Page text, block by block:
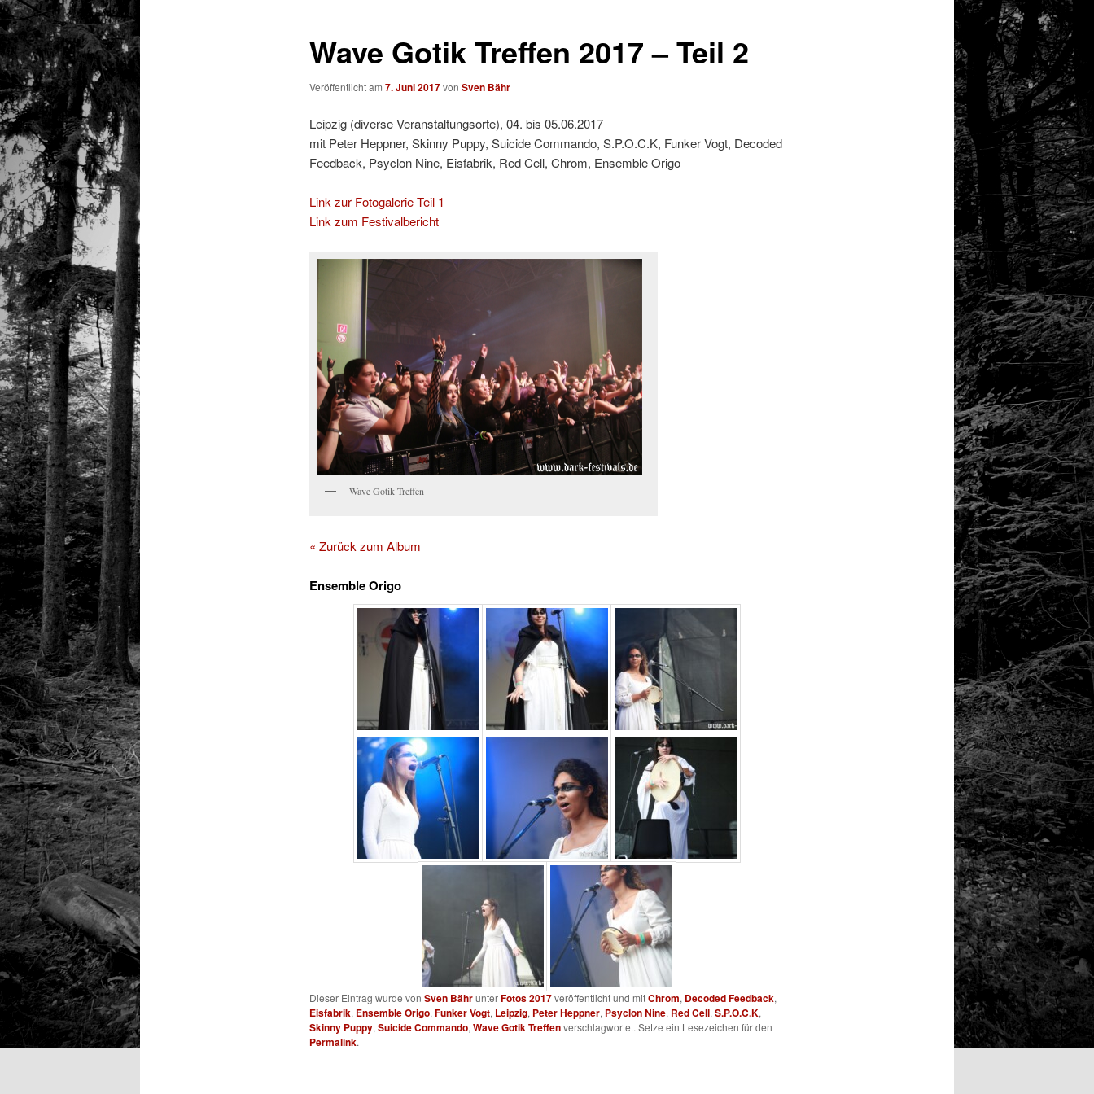
Wave Gotik Treffen 2017 – Teil 2
Veröffentlicht am 7. Juni 2017von Sven Bähr
Leipzig (diverse Veranstaltungsorte), 04. bis 05.06.2017
mit Peter Heppner, Skinny Puppy, Suicide Commando, S.P.O.C.K, Funker Vogt, Decoded
Feedback, Psyclon Nine, Eisfabrik, Red Cell, Chrom, Ensemble Origo
Link zur Fotogalerie Teil 1
Link zum Festivalbericht
Wave Gotik Treffen
« Zurück zum Album
Ensemble Origo
Dieser Eintrag wurde von Sven BährunterFotos 2017veröffentlicht und mitChrom, Decoded Feedback,
Eisfabrik, Ensemble Origo,Funker Vogt, Leipzig, Peter Heppner, Psyclon Nine, Red Cell,S.P.O.C.K,
Skinny Puppy,Suicide Commando,Wave Gotik Treffenverschlagwortet. Setze ein Lesezeichen für den
Permalink.